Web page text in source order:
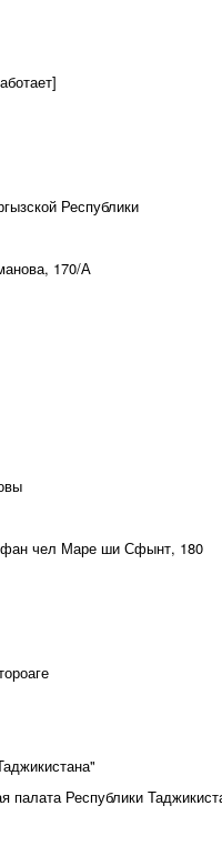
Республики
170/А
чел Маре ши Сфынт, 180
палата Республики